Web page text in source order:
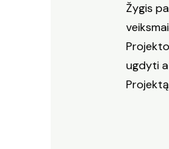
Žygis
ugdyti